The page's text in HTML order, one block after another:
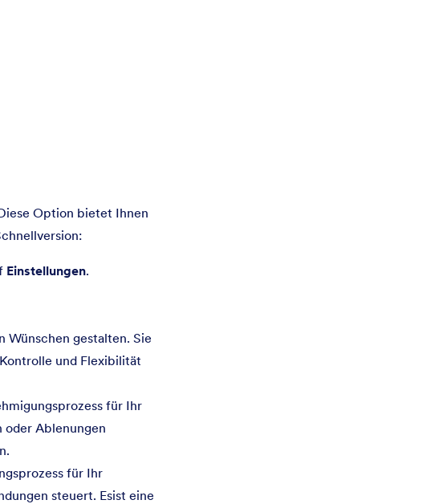
Option bietet Ihnen
Einstellungen.
Wünschen gestalten. Sie
und Flexibilität
für Ihr
oder Ablenungen
für Ihr
steuert. Esist eine